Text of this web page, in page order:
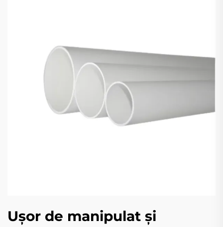
Ușor de manipulat și